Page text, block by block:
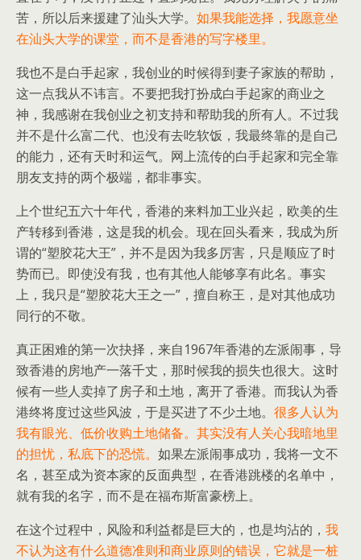
苦，所以后来援建了汕头大学。 如果我能选择，我愿意坐
在汕头大学的课堂，而不是香港的写字楼里。
我也不是白手起家，我创业的时候得到妻子家族的帮助，
这一点我从不讳言。不要把我打扮成白手起家的商业之
神，我感谢在我创业之初支持和帮助我的所有人。不过我
并不是什么富二代、也没有去吃软饭，我最终靠的是自己
的能力，还有天时和运气。网上流传的白手起家和完全靠
朋友支持的两个极端，都非事实。
上个世纪五六十年代，香港的来料加工业兴起，欧美的生
产转移到香港，这是我的机会。现在回头看来，我成为所
谓的“塑胶花大王”，并不是因为我多厉害，只是顺应了时
势而已。即使没有我，也有其他人能够享有此名。事实
上，我只是“塑胶花大王之一”，擅自称王，是对其他成功
同行的不敬。
真正困难的第一次抉择，来自1967年香港的左派闹事，导
致香港的房地产一落千丈，那时候我的损失也很大。这时
候有一些人卖掉了房子和土地，离开了香港。而我认为香
港终将度过这些风波，于是买进了不少土地。 很多人认为
我有眼光、低价收购土地储备。其实没有人关心我暗地里
的担忧，私底下的恐慌。 如果左派闹事成功，我将一文不
名，甚至成为资本家的反面典型，在香港跳楼的名单中，
就有我的名字，而不是在福布斯富豪榜上。
在这个过程中，风险和利益都是巨大的，也是均沾的， 我
不认为这有什么道德准则和商业原则的错误，它就是一桩